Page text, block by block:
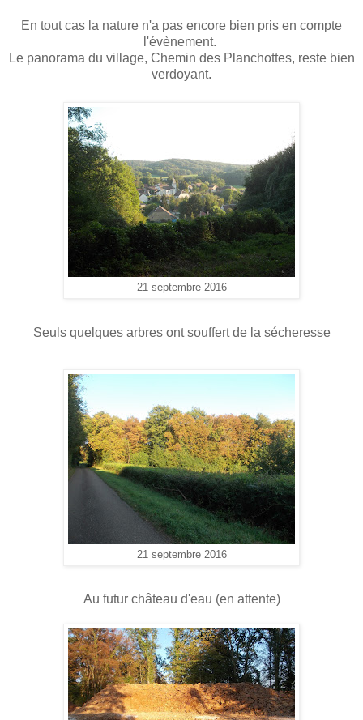
En tout cas la nature n'a pas encore bien pris en compte
l'évènement.
Le panorama du village, Chemin des Planchottes, reste bien
verdoyant.
21 septembre 2016
Seuls quelques arbres ont souffert de la sécheresse
21 septembre 2016
Au futur château d'eau (en attente)